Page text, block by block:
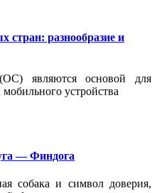
стран: разнообразие и
являются основой для
устройства
— Финдога
собака и символ доверия,